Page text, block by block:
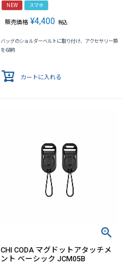
NEW スマホ
販売価格 ¥4,400 税込
バッグのショルダーベルトに取り付け、アクセサリー類
を収納
カートに入れる
CHI CODA マグドットアタッチメ
ント ベーシック JCM05B